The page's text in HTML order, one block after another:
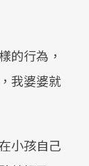
的行為，
我婆婆就
小孩自己